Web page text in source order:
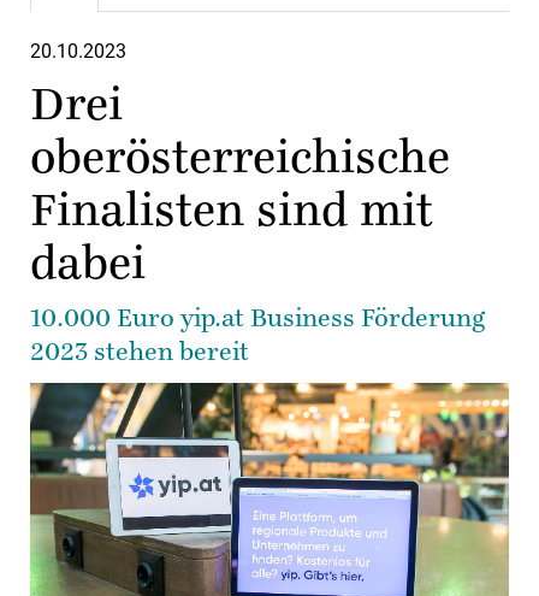
20.10.2023
Drei
oberösterreichische
Finalisten sind mit
dabei
10.000 Euro yip.at Business Förderung
2023 stehen bereit